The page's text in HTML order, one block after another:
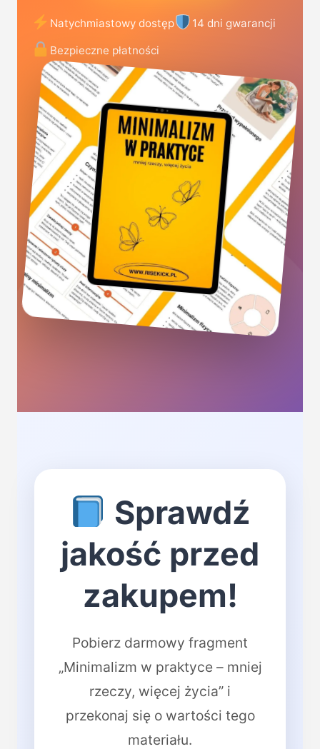
Natychmiastowy dostęp
14 dni gwarancji
Bezpieczne płatności
Sprawdź
jakość przed
zakupem!
Pobierz darmowy fragment
„Minimalizm w praktyce – mniej
rzeczy, więcej życia” i
przekonaj się o wartości tego
materiału.